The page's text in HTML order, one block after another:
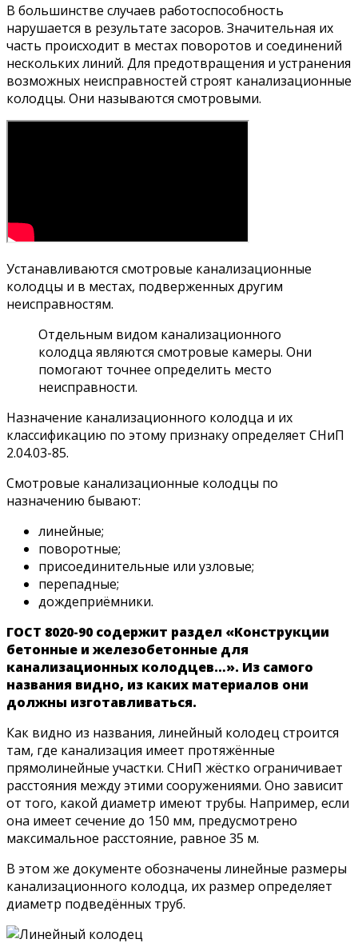
В большинстве случаев работоспособность
нарушается в результате засоров. Значительная их
часть происходит в местах поворотов и соединений
нескольких линий. Для предотвращения и устранения
возможных неисправностей строят канализационные
колодцы. Они называются смотровыми.
Устанавливаются смотровые канализационные
колодцы и в местах, подверженных другим
неисправностям.
Отдельным видом канализационного
колодца являются смотровые камеры. Они
помогают точнее определить место
неисправности.
Назначение канализационного колодца и их
классификацию по этому признаку определяет СНиП
2.04.03-85.
Смотровые канализационные колодцы по
назначению бывают:
линейные;
поворотные;
присоединительные или узловые;
перепадные;
дождеприёмники.
ГОСТ 8020-90 содержит раздел «Конструкции
бетонные и железобетонные для
канализационных колодцев…». Из самого
названия видно, из каких материалов они
должны изготавливаться.
Как видно из названия, линейный колодец строится
там, где канализация имеет протяжённые
прямолинейные участки. СНиП жёстко ограничивает
расстояния между этими сооружениями. Оно зависит
от того, какой диаметр имеют трубы. Например, если
она имеет сечение до 150 мм, предусмотрено
максимальное расстояние, равное 35 м.
В этом же документе обозначены линейные размеры
канализационного колодца, их размер определяет
диаметр подведённых труб.